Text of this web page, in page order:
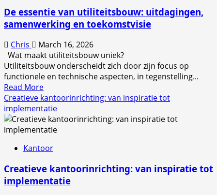
toepassingen
De essentie van utiliteitsbouw: uitdagingen,
samenwerking en toekomstvisie
Chris
March 16, 2026
Wat maakt utiliteitsbouw uniek?
Utiliteitsbouw onderscheidt zich door zijn focus op
functionele en technische aspecten, in tegenstelling...
Read MoreRead
more
about
De
essentie
utiliteitsbouw:
samenwerking
en
Creatieve kantoorinrichting: van inspiratie tot
implementatie
Kantoor
Creatieve kantoorinrichting: van inspiratie tot
implementatie